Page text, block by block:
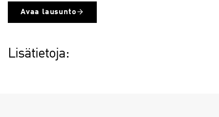
Avaa lausunto
Lisätietoja: